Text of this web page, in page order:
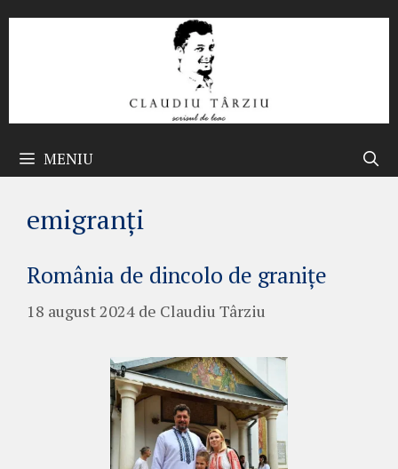
MENIU
emigranți
România de dincolo de granițe
18 august 2024 de Claudiu Târziu